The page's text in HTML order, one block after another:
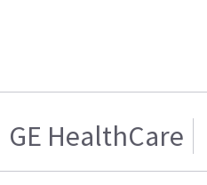
GE HealthCare